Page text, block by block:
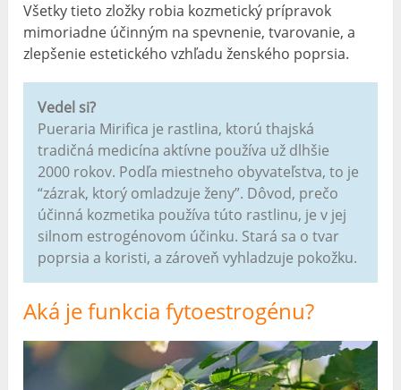
Všetky tieto zložky robia kozmetický prípravok
mimoriadne účinným na spevnenie, tvarovanie, a
zlepšenie estetického vzhľadu ženského poprsia.
Vedel si?
Pueraria Mirifica je rastlina, ktorú thajská
tradičná medicína aktívne používa už dlhšie
2000 rokov. Podľa miestneho obyvateľstva, to je
“zázrak, ktorý omladzuje ženy”. Dôvod, prečo
účinná kozmetika používa túto rastlinu, je v jej
silnom estrogénovom účinku. Stará sa o tvar
poprsia a koristi, a zároveň vyhladzuje pokožku.
Aká je funkcia fytoestrogénu?